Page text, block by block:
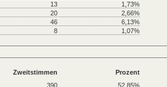
13
1,73%
20
2,66%
46
6,13%
8
1,07%
Zweitstimmen
Prozent
390
52,85%